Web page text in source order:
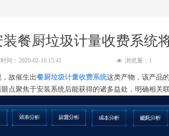
装餐厨垃圾计量收费系统
故催生出餐厨垃圾计量收费系统这类产物，该产品
点聚焦于安装系统后能获得的诸多益处，明确相关
间： 2020-02-16 15:41 넶 浏览量： 1